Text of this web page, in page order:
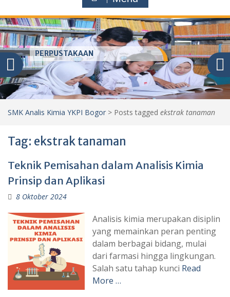
PERPUSTAKAAN
SMK Analis Kimia YKPI Bogor > Posts tagged ekstrak tanaman
Tag: ekstrak tanaman
Teknik Pemisahan dalam Analisis Kimia
Prinsip dan Aplikasi
8 Oktober 2024
Analisis kimia merupakan disiplin
yang memainkan peran penting
dalam berbagai bidang, mulai
dari farmasi hingga lingkungan.
Salah satu tahap kunci Read
More …